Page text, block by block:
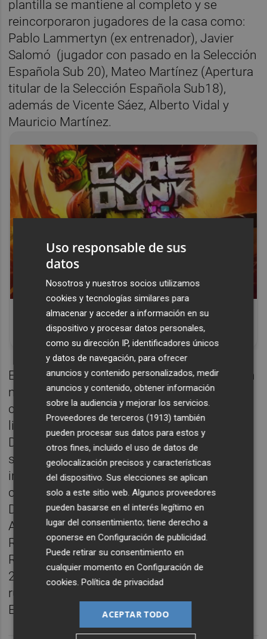
plantilla se mantiene al completo y se
reincorporaron jugadores de la casa como:
Pablo Lammertyn (ex entrenador), Javier
Salomó (jugador con pasado en la Selección
Española Sub 20), Mateo Martínez (Apertura
titular de la Selección Española Sub18),
además de Vicente Sáez, Alberto Vidal y
Mauricio Martínez.
Corepunk MMORPG
Un verdadero MMORPG de la vieja escuela
¡Cómo los de antes, pero mejor!
El RC Valencia, fundado en 1966, cuenta con
más de 500 licencias federativas, siendo el
club de rugby con mayor número de
licencias de la Comunitat Valenciana.
Durante la década de los años 80, el equipo
sénior masculino fue uno de los más
importantes de la liga española,
consiguiendo el título de Campeón de la
División de Honor en la temporada 1982-83.
Asimismo, fue Subcampeón de la Copa del
Rey en 1979 y 1986. La escuela del Valencia
Rugby cuenta con más de 400 jugadores y
24 equipos. En estos equipos practican
rugby niños y niñas desde los 4 años.
Enviado desde mi iPhone
Uso responsable de sus
datos
Nosotros y nuestros socios utilizamos
cookies y tecnologías similares para
almacenar y acceder a información en su
dispositivo y procesar datos personales,
como su dirección IP, identificadores únicos
y datos de navegación, para ofrecer
anuncios y contenido personalizados, medir
anuncios y contenido, obtener información
sobre la audiencia y mejorar los servicios.
Proveedores de terceros (1913) también
pueden procesar sus datos para estos y
otros fines, incluido el uso de datos de
geolocalización precisos y características
del dispositivo. Sus elecciones se aplican
solo a este sitio web. Algunos proveedores
pueden basarse en el interés legítimo en
lugar del consentimiento; tiene derecho a
oponerse enConfiguración de publicidad.
Puede retirar su consentimiento en
cualquier momento enConfiguración de
cookies.Política de privacidad
ACEPTAR TODO